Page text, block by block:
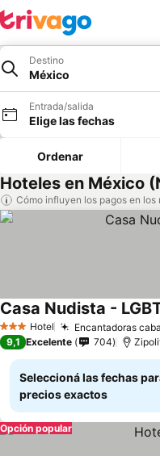
Destino
México
Entrada/salida
Elige las fechas
Ordenar
Hoteles en México
Cómo influyen los pagos en los
3 Estrellas
Hotel Encantadoras
Casa Nudista -
9,1 Excelente 704
Seleccioná las fechas
precios exactos
Opción popular